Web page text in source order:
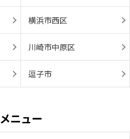
横浜市西区
川崎市中原区
逗子市
メニュー